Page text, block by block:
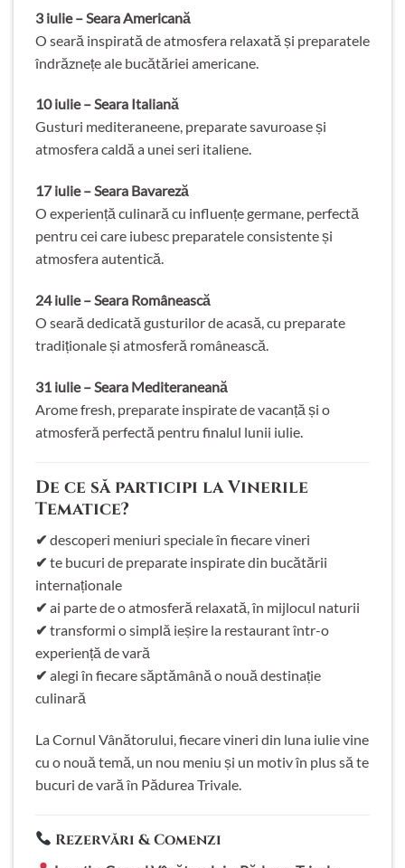
3 iulie – Seara Americană
O seară inspirată de atmosfera relaxată și preparatele
îndrăznețe ale bucătăriei americane.
10 iulie – Seara Italiană
Gusturi mediteraneene, preparate savuroase și
atmosfera caldă a unei seri italiene.
17 iulie – Seara Bavareză
O experiență culinară cu influențe germane, perfectă
pentru cei care iubesc preparatele consistente și
atmosfera autentică.
24 iulie – Seara Românească
O seară dedicată gusturilor de acasă, cu preparate
tradiționale și atmosferă românească.
31 iulie – Seara Mediteraneană
Arome fresh, preparate inspirate de vacanță și o
atmosferă perfectă pentru finalul lunii iulie.
De ce să participi la Vinerile
Tematice?
✔ descoperi meniuri speciale în fiecare vineri
✔ te bucuri de preparate inspirate din bucătării
internaționale
✔ ai parte de o atmosferă relaxată, în mijlocul naturii
✔ transformi o simplă ieșire la restaurant într-o
experiență de vară
✔ alegi în fiecare săptămână o nouă destinație
culinară
La Cornul Vânătorului, fiecare vineri din luna iulie vine
cu o nouă temă, un nou meniu și un motiv în plus să te
bucuri de vară în Pădurea Trivale.
Rezervări & Comenzi